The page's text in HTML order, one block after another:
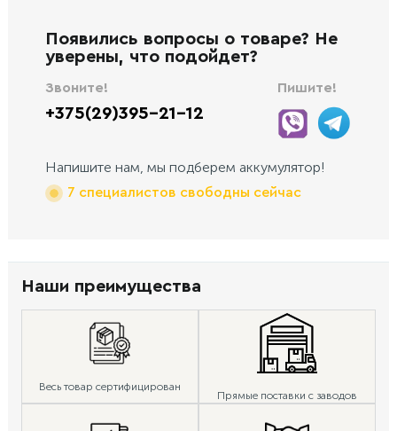
Появились вопросы о товаре? Не
уверены, что подойдет?
Звоните!
+375(29)395-21-12
Пишите!
Напишите нам, мы подберем аккумулятор!
7 специалистов свободны сейчас
Наши преимущества
Весь товар сертифицирован
Прямые поставки с заводов